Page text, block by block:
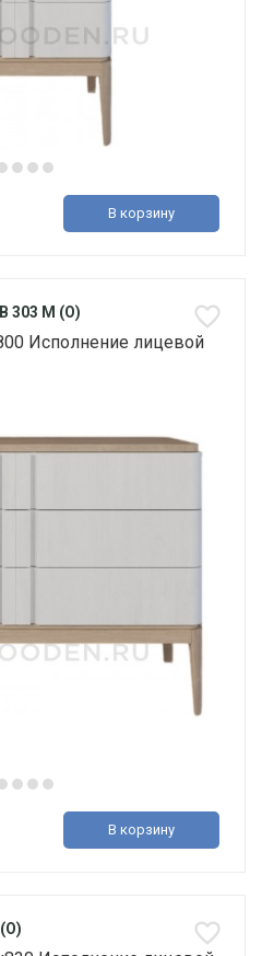
В корзину
303 М (О)
Исполнение лицевой
В корзину